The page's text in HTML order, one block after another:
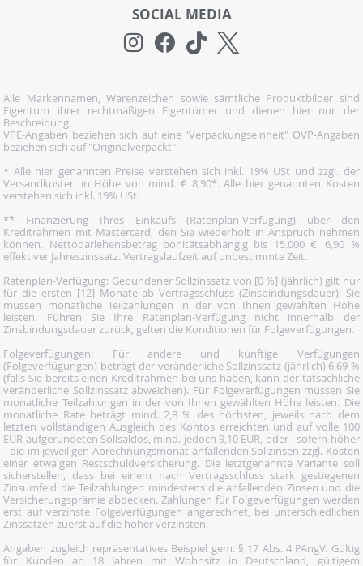
SOCIAL MEDIA
Alle Markennamen, Warenzeichen sowie sämtliche Produktbilder sind
Eigentum ihrer rechtmäßigen Eigentümer und dienen hier nur der
Beschreibung.
VPE-Angaben beziehen sich auf eine "Verpackungseinheit" OVP-Angaben
beziehen sich auf "Originalverpackt"
* Alle hier genannten Preise verstehen sich inkl. 19% USt und zzgl. der
Versandkosten in Höhe von mind. € 8,90*. Alle hier genannten Kosten
verstehen sich inkl. 19% USt.
** Finanzierung Ihres Einkaufs (Ratenplan-Verfügung) über den
Kreditrahmen mit Mastercard, den Sie wiederholt in Anspruch nehmen
können. Nettodarlehensbetrag bonitätsabhängig bis 15.000 €. 6,90 %
effektiver Jahreszinssatz. Vertragslaufzeit auf unbestimmte Zeit.
Ratenplan-Verfügung: Gebundener Sollzinssatz von [0 %] (jährlich) gilt nur
für die ersten [12] Monate ab Vertragsschluss (Zinsbindungsdauer); Sie
müssen monatliche Teilzahlungen in der von Ihnen gewählten Höhe
leisten. Führen Sie Ihre Ratenplan-Verfügung nicht innerhalb der
Zinsbindungsdauer zurück, gelten die Konditionen für Folgeverfügungen.
Folgeverfügungen: Für andere und künftige Verfügungen
(Folgeverfügungen) beträgt der veränderliche Sollzinssatz (jährlich) 6,69 %
(falls Sie bereits einen Kreditrahmen bei uns haben, kann der tatsächliche
veränderliche Sollzinssatz abweichen). Für Folgeverfügungen müssen Sie
monatliche Teilzahlungen in der von Ihnen gewählten Höhe leisten. Die
monatliche Rate beträgt mind. 2,8 % des höchsten, jeweils nach dem
letzten vollständigen Ausgleich des Kontos erreichten und auf volle 100
EUR aufgerundeten Sollsaldos, mind. jedoch 9,10 EUR, oder - sofern höher
- die im jeweiligen Abrechnungsmonat anfallenden Sollzinsen zzgl. Kosten
einer etwaigen Restschuldversicherung. Die letztgenannte Variante soll
sicherstellen, dass bei einem nach Vertragsschluss stark gestiegenen
Zinsumfeld die Teilzahlungen mindestens die anfallenden Zinsen und die
Versicherungsprämie abdecken. Zahlungen für Folgeverfügungen werden
erst auf verzinste Folgeverfügungen angerechnet, bei unterschiedlichen
Zinssätzen zuerst auf die höher verzinsten.
Angaben zugleich repräsentatives Beispiel gem. § 17 Abs. 4 PAngV. Gültig
für Kunden ab 18 Jahren mit Wohnsitz in Deutschland, gültigem